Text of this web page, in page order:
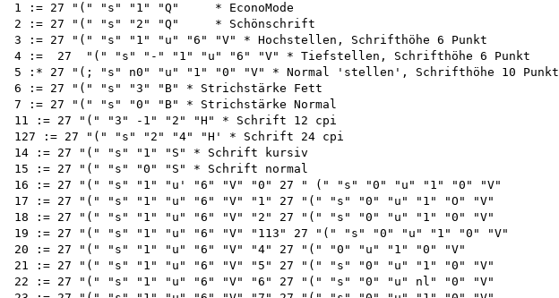
1 := 27 "(" "s" "1" "Q"     * EconoMode
2 := 27 "(" "s" "2" "Q"     * Schönschrift
3 := 27 "(" "s" "1" "u" "6" "V" * Hochstellen, Schrifthöhe 6 Punkt
4 :=  27  "(" "s" "-" "1" "u" "6" "V" * Tiefstellen, Schrifthöhe 6 Punkt
5 :* 27 "(; "s" n0" "u" "1" "0" "V" * Normal 'stellen', Schrifthöhe 10 Punkt
6 := 27 "(" "s" "3" "B" * Strichstärke Fett
7 := 27 "(" "s" "0" "B" * Strichstärke Normal
11 := 27 "(" "3" -1" "2" "H" * Schrift 12 cpi
127 := 27 "(" "s" "2" "4" "H' * Schrift 24 cpi
14 := 27 "(" "s" "1" "S" * Schrift kursiv
15 := 27 "(" "s" "0" "S" * Schrift normal
16 := 27 "(" "s" "1" "u' "6" "V" "0" 27 " (" "s" "0" "u" "1" "0" "V"
17 := 27 "(" "s" "1" "u" "6" "V" "1" 27 "(" "s" "0" "u" "1" "O" "V"
18 := 27 "(" "s" "1" "u" "6" "V" "2" 27 "(" "s" "0" "u" "1" "0" "V"
19 := 27 "(" "s" "1" "u" "6" "V" "113" 27 "(" "s" "0" "u" "1" "0" "V"
20 := 27 "(" "s" "1" "u" "6" "V" "4" 27 "(" "0" "u" "1" "0" "V"
21 := 27 "(" "s" "1" "u" "6" "V" "5" 27 "(" "s" "0" "u" "1" "0" "V"
22 := 27 "(" "s" "1" "u" "6" "V" "6" 27 "(" "s" "0" "u" nl" "0" "V"